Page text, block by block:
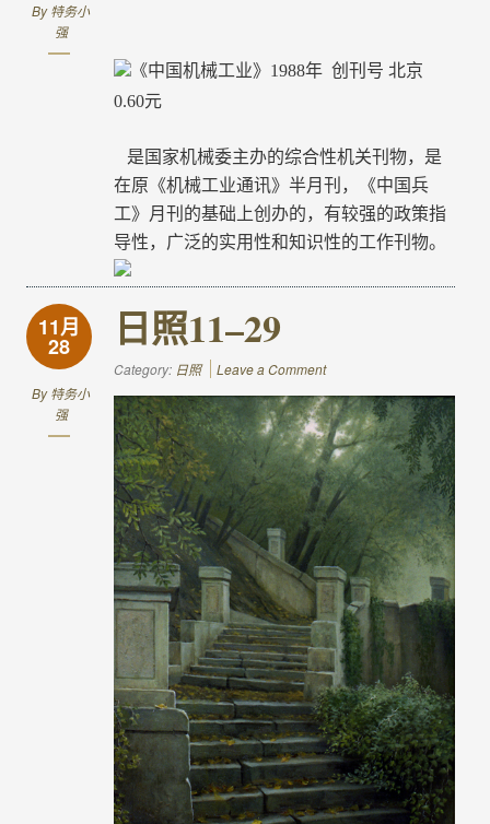
By特务小
强
《中国机械工业》 1988年 创刊号 北京
0.60元
是国家机械委主办的综合性机关刊物，是
在原《机械工业通讯》半月刊，《中国兵
工》月刊的基础上创办的，有较强的政策指
导性，广泛的实用性和知识性的工作刊物。
11月
28
By特务小
强
日照11–29
Category: 日照 Leave a Comment